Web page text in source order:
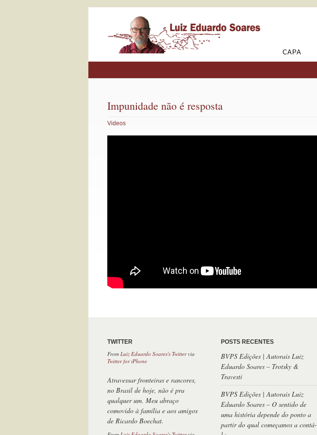
CAPA
Impunidade não é resposta
Videos
TWITTER
Atravessar fronteiras e rancores,
qualquer um. Meu abraço
comovido à família e aos amigos
de Ricardo Boechat.
FromLuiz Eduardo Soares's Twittervia
Twitter Web App
POSTS RECENTES
BVPS Edições | Autorais Luiz
Eduardo Soares – Trotsky &
Travesti
BVPS Edições | Autorais Luiz
Eduardo Soares – O sentido de
uma história depende do ponto a
partir do qual começamos a contá-